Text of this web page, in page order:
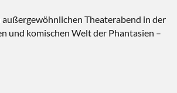
außergewöhnlichen Theaterabend in der
und komischen Welt der Phantasien –